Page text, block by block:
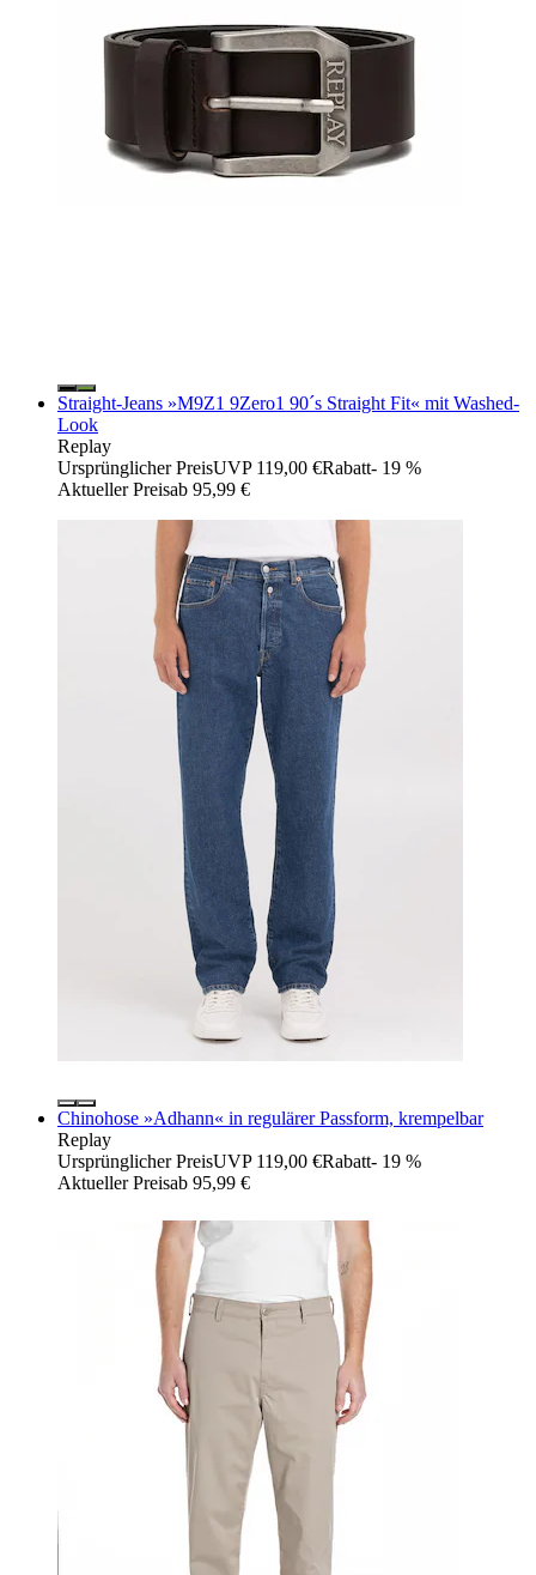
Straight-Jeans »M9Z1 9Zero1 90´s Straight Fit« mit Washed-
Look
Replay
Ursprünglicher PreisUVP 119,00 €Rabatt- 19 %
Aktueller Preisab 95,99 €
Chinohose »Adhann« in regulärer Passform, krempelbar
Replay
Ursprünglicher PreisUVP 119,00 €Rabatt- 19 %
Aktueller Preisab 95,99 €